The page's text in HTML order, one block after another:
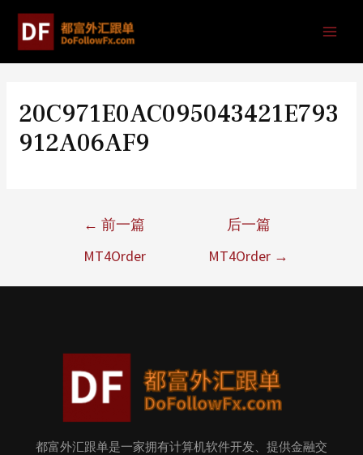
20C971E0AC095043421E793
912A06AF9
← 前一篇
MT4Order
后一篇
MT4Order →
都富外汇跟单是一家拥有计算机软件开发、提供金融交